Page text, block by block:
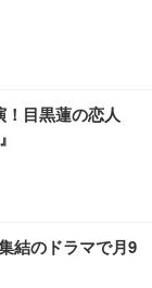
目黒蓮の恋人
結のドラマで月9